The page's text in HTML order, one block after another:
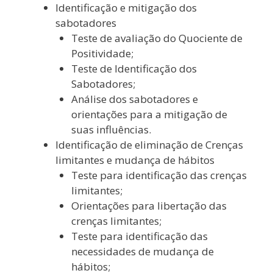
Identificação e mitigação dos
sabotadores
Teste de avaliação do Quociente de
Positividade;
Teste de Identificação dos
Sabotadores;
Análise dos sabotadores e
orientações para a mitigação de
suas influências.
Identificação de eliminação de Crenças
limitantes e mudança de hábitos
Teste para identificação das crenças
limitantes;
Orientações para libertação das
crenças limitantes;
Teste para identificação das
necessidades de mudança de
hábitos;